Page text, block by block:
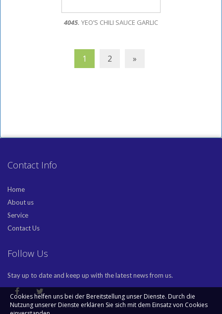
4045. YEO’S CHILI SAUCE GARLIC
1 2 »
Contact Info
Home
About us
Service
Contact Us
Follow Us
Stay up to date and keep up with the latest news from us.
Cookies helfen uns bei der Bereitstellung unser Dienste. Durch die
Nutzung unserer Dienste erklären Sie sich mit dem Einsatz von Cookies